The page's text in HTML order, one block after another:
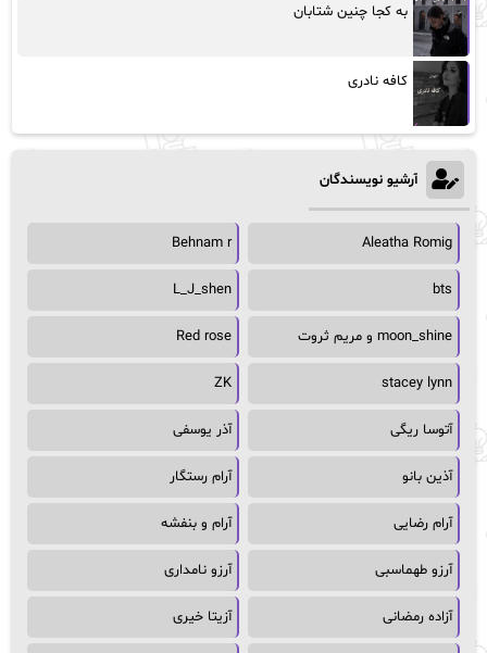
به کجا چنین شتابان
کافه نادری
آرشیو نویسندگان
Aleatha Romig
Behnam r
bts
L_J_shen
moon_shine و مریم ثروت Red rose
stacey lynn
ZK
آتوسا ریگی آذر یوسفی
آذین بانو آرام رستگار
آرام رضایی آرام و بنفشه
آرزو طهماسبی آرزو نامداری
آزاده رمضانی آزیتا خیری